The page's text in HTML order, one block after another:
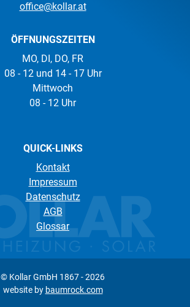
office@kollar.at
ÖFFNUNGSZEITEN
MO, DI, DO, FR
08 - 12 und 14 - 17 Uhr
Mittwoch
08 - 12 Uhr
QUICK-LINKS
Kontakt
Impressum
Datenschutz
AGB
Glossar
© Kollar GmbH 1867 -2026
website by baumrock.com